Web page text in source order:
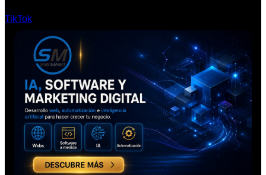
TikTok